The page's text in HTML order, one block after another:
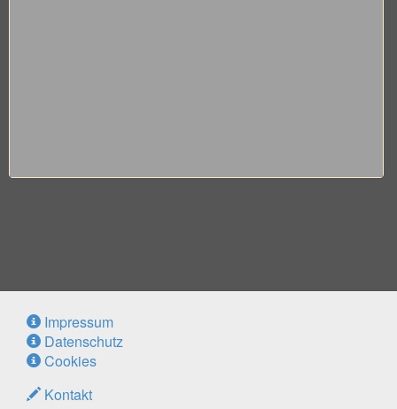
Impressum
Datenschutz
Cookies
Kontakt